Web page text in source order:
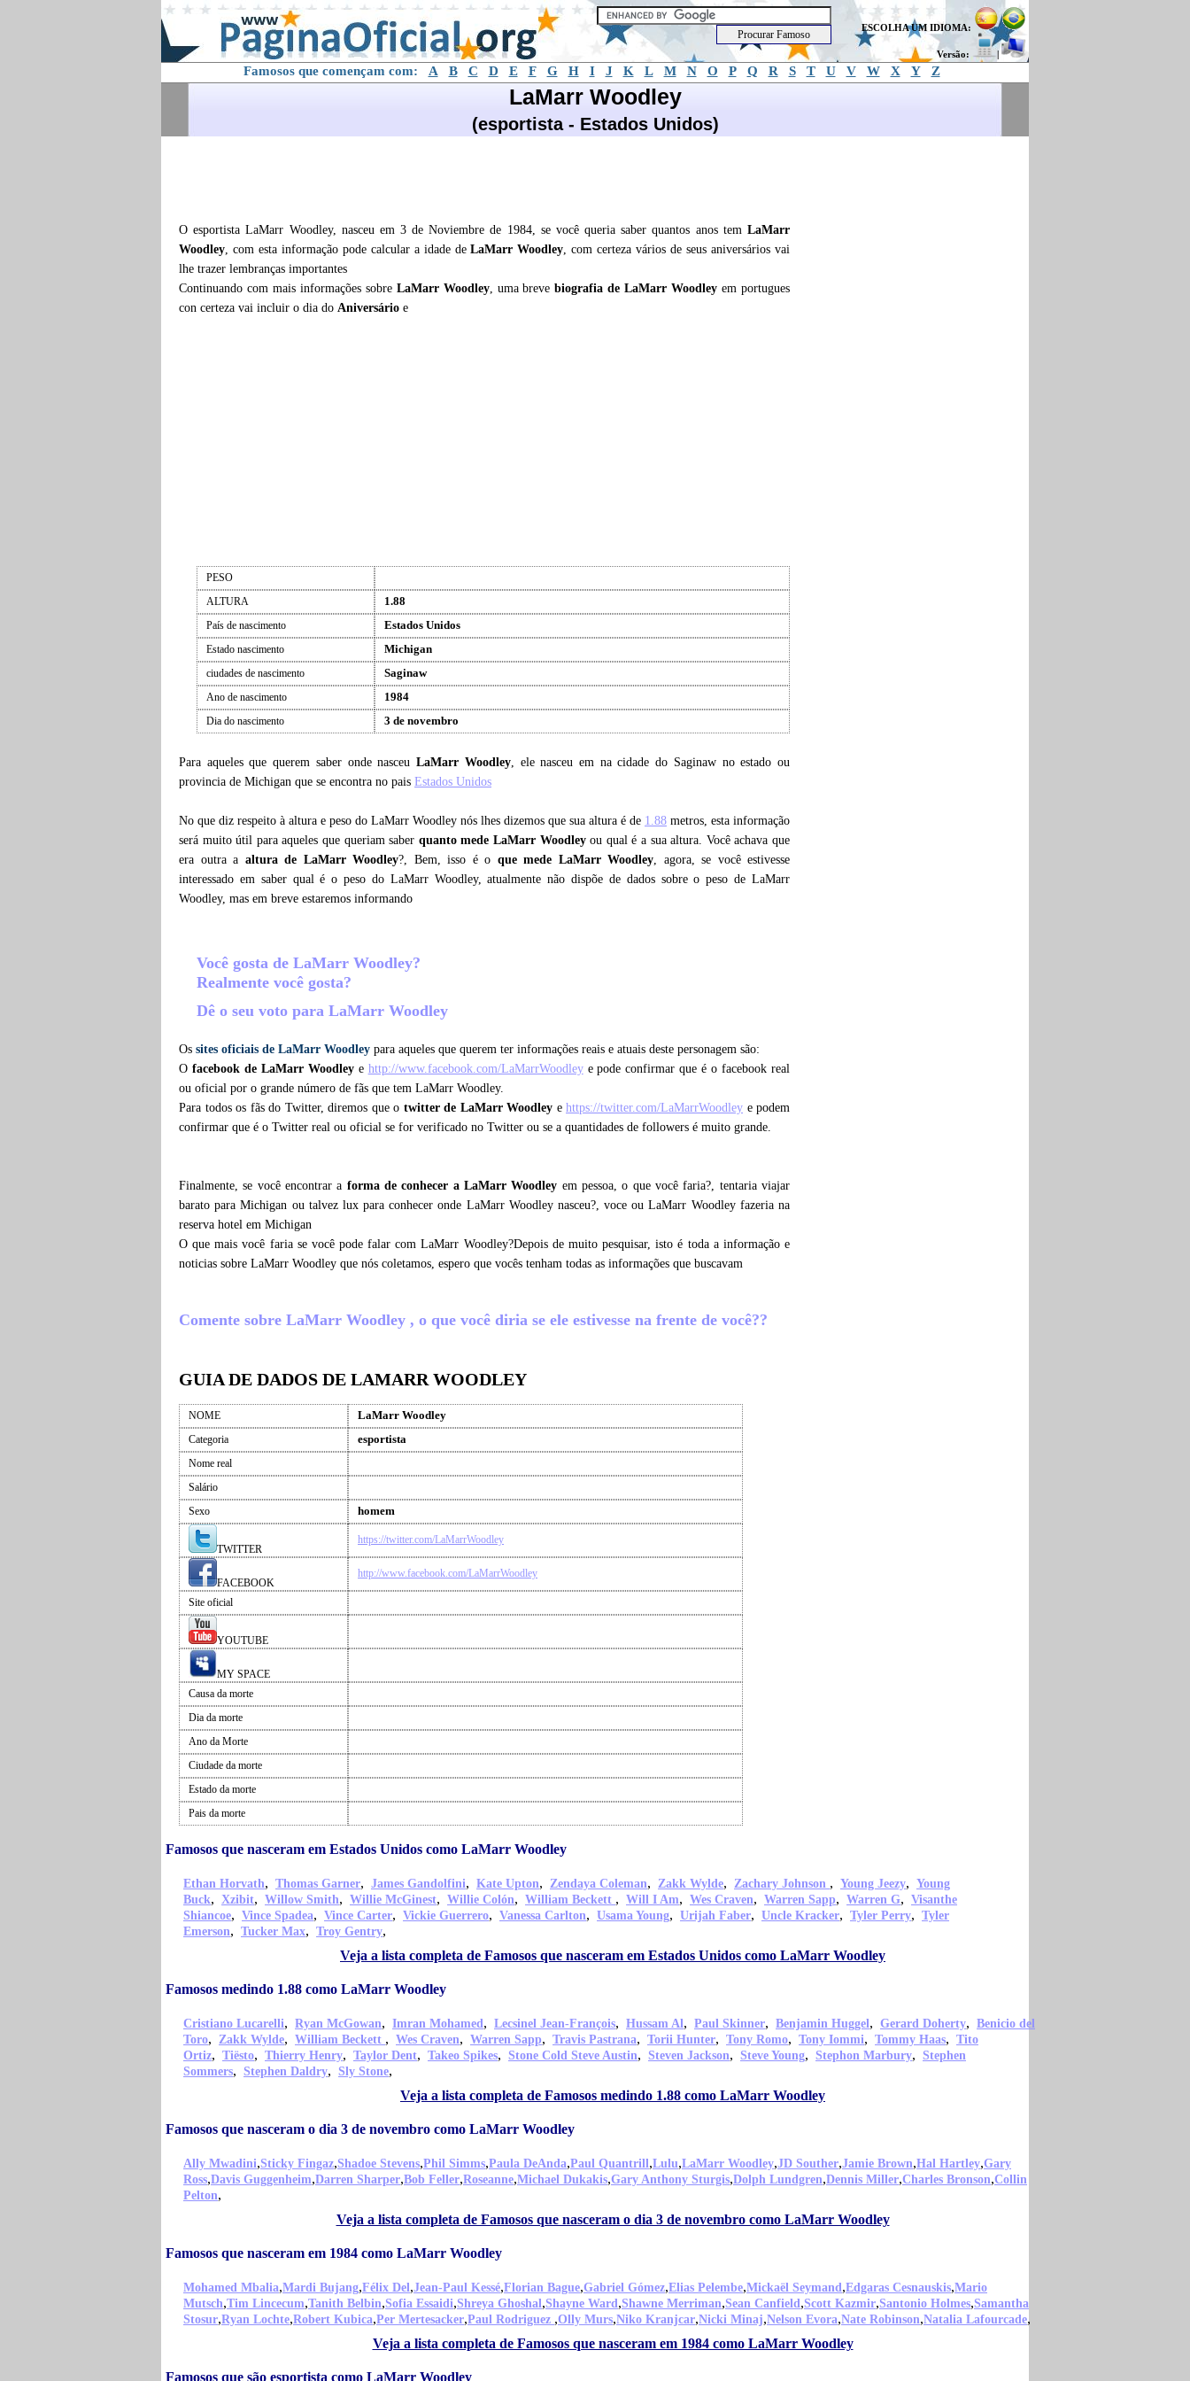
ESCOLHA UM IDIOMA:
Versão: |
Famosos que començam com: A B C D E F G H I J K L M N O P Q R S T U V W X Y Z
LaMarr Woodley
(esportista - Estados Unidos)
O esportista LaMarr Woodley, nasceu em 3 de Noviembre de 1984, se você queria saber quantos anos tem LaMarr
Woodley, com esta informação pode calcular a idade deLaMarr Woodley, com certeza vários de seus aniversários vai
lhe trazer lembranças importantes
Continuando com mais informações sobre LaMarr Woodley, uma brevebiografia deLaMarr Woodley em portugues
con certeza vai incluir o dia do Aniversário e
PESO
ALTURA
1.88
País de nascimento Estados Unidos
Estado nascimento Michigan
ciudades de nascimento Saginaw
Ano de nascimento 1984
Dia do nascimento 3 de novembro
Para aqueles que querem saber onde nasceuLaMarr Woodley, ele nasceu em na cidade do Saginaw no estado ou
provincia de Michigan que se encontra no pais Estados Unidos
No que diz respeito à altura e peso do LaMarr Woodley nós lhes dizemos que sua altura é de 1.88 metros, esta informação
será muito útil para aqueles que queriam saber quanto mede LaMarr Woodleyou qual é a sua altura. Você achava que
era outra a altura de LaMarr Woodley?, Bem, isso é o que mede LaMarr Woodley, agora, se você estivesse
interessado em saber qual é o peso do LaMarr Woodley, atualmente não dispõe de dados sobre o peso de LaMarr
Woodley, mas em breve estaremos informando
Você gosta de LaMarr Woodley?
Realmente você gosta?
Dê o seu voto para LaMarr Woodley
Os sites oficiais de LaMarr Woodley para aqueles que querem ter informações reais e atuais deste personagem são:
O facebook de LaMarr Woodleye http://www.facebook.com/LaMarrWoodleye pode confirmar que é o facebook real
ou oficial por o grande número de fãs que tem LaMarr Woodley.
Para todos os fãs do Twitter, diremos que o twitter de LaMarr Woodley e https://twitter.com/LaMarrWoodley e podem
confirmar que é o Twitter real ou oficial se for verificado no Twitter ou se a quantidades de followers é muito grande.
Finalmente, se você encontrar a forma de conhecer a LaMarr Woodley em pessoa, o que você faria?, tentaria viajar
barato para Michigan ou talvez lux para conhecer onde LaMarr Woodley nasceu?, voce ou LaMarr Woodley fazeria na
reserva hotel em Michigan
O que mais você faria se você pode falar com LaMarr Woodley?Depois de muito pesquisar, isto é toda a informação e
noticias sobre LaMarr Woodley que nós coletamos, espero que vocês tenham todas as informações que buscavam
Comente sobre LaMarr Woodley , o que você diria se ele estivesse na frente de você??
GUIA DE DADOS DE LAMARR WOODLEY
NOME LaMarr Woodley
Categoria esportista
Nome real
Salário
Sexo
homem
TWITTER
https://twitter.com/LaMarrWoodley
FACEBOOK
http://www.facebook.com/LaMarrWoodley
Site oficial
YOUTUBE
MY SPACE
Causa da morte
Dia da morte
Ano da Morte
Ciudade da morte
Estado da morte
Pais da morte
Famosos que nasceram em Estados Unidos como LaMarr Woodley
Ethan Horvath, Thomas Garner, James Gandolfini, Kate Upton, Zendaya Coleman, Zakk Wylde, Zachary Johnson , Young Jeezy, Young
Buck, Xzibit, Willow Smith, Willie McGinest, Willie Colón, William Beckett , Will I Am, Wes Craven, Warren Sapp, Warren G, Visanthe
Shiancoe, Vince Spadea, Vince Carter, Vickie Guerrero, Vanessa Carlton, Usama Young, Urijah Faber, Uncle Kracker, Tyler Perry, Tyler
Emerson, Tucker Max, Troy Gentry,
Veja a lista completa de Famosos que nasceram em Estados Unidos como LaMarr Woodley
Famosos medindo 1.88 como LaMarr Woodley
Cristiano Lucarelli, Ryan McGowan, Imran Mohamed, Lecsinel Jean-François, Hussam Al, Paul Skinner, Benjamin Huggel, Gerard Doherty, Benicio del
Toro, Zakk Wylde, William Beckett , Wes Craven, Warren Sapp, Travis Pastrana, Torii Hunter, Tony Romo, Tony Iommi, Tommy Haas, Tito
Ortiz, Tiësto, Thierry Henry, Taylor Dent, Takeo Spikes, Stone Cold Steve Austin, Steven Jackson, Steve Young, Stephon Marbury, Stephen
Sommers, Stephen Daldry, Sly Stone,
Veja a lista completa de Famosos medindo 1.88 como LaMarr Woodley
Famosos que nasceram o dia 3 de novembro como LaMarr Woodley
Ally Mwadini,Sticky Fingaz,Shadoe Stevens,Phil Simms,Paula DeAnda,Paul Quantrill,Lulu,LaMarr Woodley,JD Souther,Jamie Brown,Hal Hartley,Gary
Ross,Davis Guggenheim,Darren Sharper,Bob Feller,Roseanne,Michael Dukakis,Gary Anthony Sturgis,Dolph Lundgren,Dennis Miller,Charles Bronson,Collin
Pelton,
Veja a lista completa de Famosos que nasceram o dia 3 de novembro como LaMarr Woodley
Famosos que nasceram em 1984 como LaMarr Woodley
Mohamed Mbalia,Mardi Bujang,Félix Del,Jean-Paul Kessé,Florian Bague,Gabriel Gómez,Elias Pelembe,Mickaël Seymand,Edgaras Cesnauskis,Mario
Mutsch,Tim Lincecum,Tanith Belbin,Sofia Essaidi,Shreya Ghoshal,Shayne Ward,Shawne Merriman,Sean Canfield,Scott Kazmir,Santonio Holmes,Samantha
Stosur,Ryan Lochte,Robert Kubica,Per Mertesacker,Paul Rodriguez ,Olly Murs,Niko Kranjcar,Nicki Minaj,Nelson Evora,Nate Robinson,Natalia Lafourcade,
Veja a lista completa de Famosos que nasceram em 1984 como LaMarr Woodley
Famosos que são esportista como LaMarr Woodley